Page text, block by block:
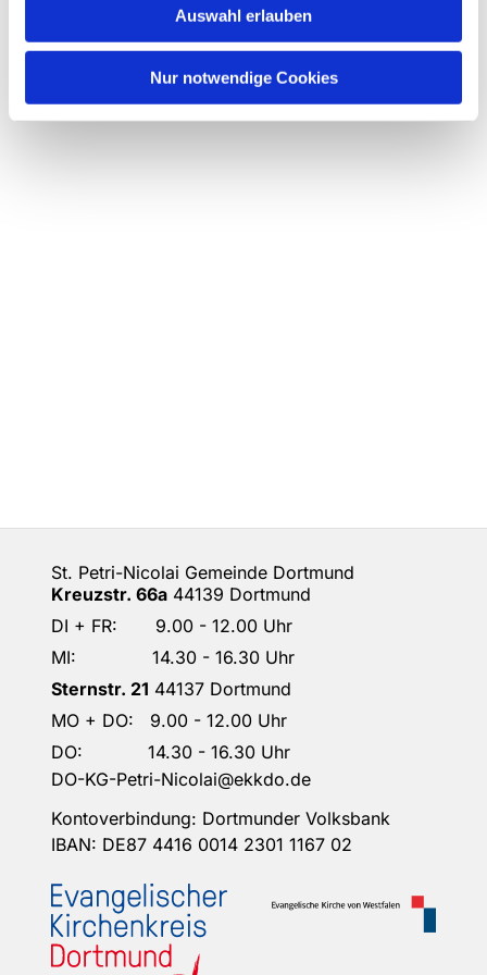
Auswahl erlauben
Nur notwendige Cookies
St. Petri-Nicolai Gemeinde Dortmund
Kreuzstr. 66a 44139 Dortmund
DI + FR: 9.00 - 12.00 Uhr
MI: 14.30 - 16.30 Uhr
Sternstr. 21 44137 Dortmund
MO + DO: 9.00 - 12.00 Uhr
DO: 14.30 - 16.30 Uhr
DO-KG-Petri-Nicolai@ekkdo.de
Kontoverbindung: Dortmunder Volksbank
IBAN: DE87 4416 0014 2301 1167 02